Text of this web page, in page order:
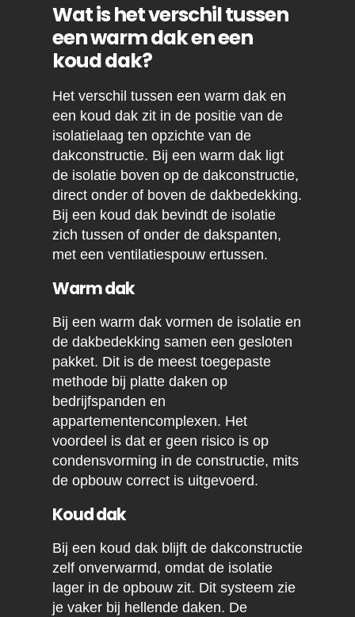
Wat is het verschil tussen
een warm dak en een
koud dak?
Het verschil tussen een warm dak en
een koud dak zit in de positie van de
isolatielaag ten opzichte van de
dakconstructie. Bij een warm dak ligt
de isolatie boven op de dakconstructie,
direct onder of boven de dakbedekking.
Bij een koud dak bevindt de isolatie
zich tussen of onder de dakspanten,
met een ventilatiespouw ertussen.
Warm dak
Bij een warm dak vormen de isolatie en
de dakbedekking samen een gesloten
pakket. Dit is de meest toegepaste
methode bij platte daken op
bedrijfspanden en
appartementencomplexen. Het
voordeel is dat er geen risico is op
condensvorming in de constructie, mits
de opbouw correct is uitgevoerd.
Koud dak
Bij een koud dak blijft de dakconstructie
zelf onverwarmd, omdat de isolatie
lager in de opbouw zit. Dit systeem zie
je vaker bij hellende daken. De